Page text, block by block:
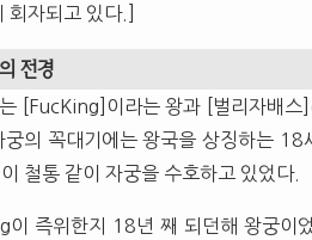
회자되고 있다.]
전경
[FucKing]이라는 왕과 [벌리자배
궁의 꼭대기에는 왕국을 상징하는
철통 같이 자궁을 수호하고 있었다.
이 즉위한지 18년 째 되던해 왕궁이